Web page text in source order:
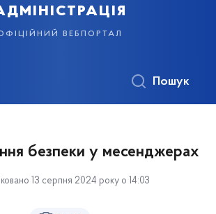
вебпортал
Пошук
безпеки у месенджерах
13 серпня 2024 року о 14:03